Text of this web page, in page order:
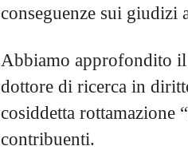
conseguenze sui giudizi
Abbiamo approfondito il
dottore di ricerca in
cosiddetta rottamazione
contribuenti.